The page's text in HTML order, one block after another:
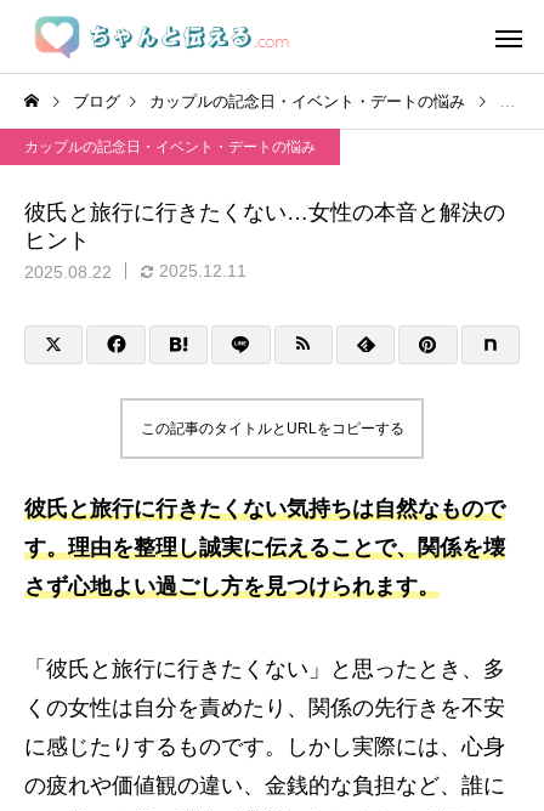
ブログ カップルの記念日・イベント・デートの悩み 彼氏
カップルの記念日・イベント・デートの悩み
彼氏と旅行に行きたくない…女性の本音と解決の
ヒント
2025.08.22 2025.12.11
この記事のタイトルとURLをコピーする
彼氏と旅行に行きたくない気持ちは自然なもので
す。理由を整理し誠実に伝えることで、関係を壊
さず心地よい過ごし方を見つけられます。
「彼氏と旅行に行きたくない」と思ったとき、多
くの女性は自分を責めたり、関係の先行きを不安
に感じたりするものです。しかし実際には、心身
の疲れや価値観の違い、金銭的な負担など、誰に